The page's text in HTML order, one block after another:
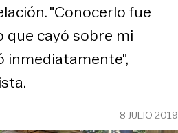
"Conocerlo fue
cayó sobre mi
inmediatamente",
8 JULIO 2019